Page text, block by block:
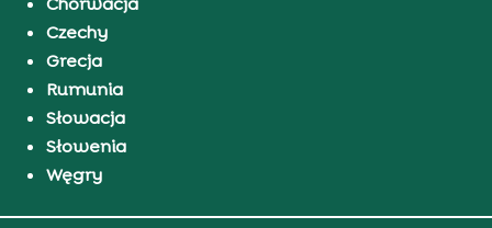
Czechy
Grecja
Rumunia
Słowacja
Słowenia
Węgry